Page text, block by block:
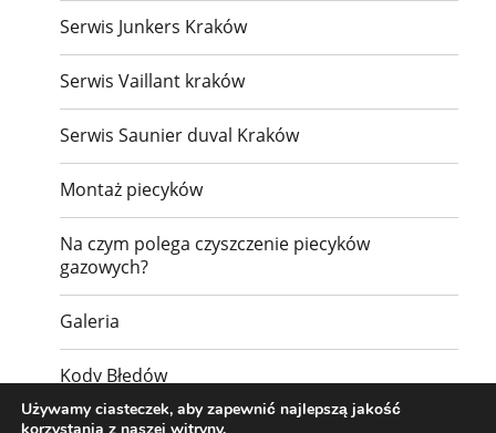
Serwis Junkers Kraków
Serwis Vaillant kraków
Serwis Saunier duval Kraków
Montaż piecyków
Na czym polega czyszczenie piecyków
gazowych?
Galeria
Kody Błędów
Używamy ciasteczek, aby zapewnić najlepszą jakość